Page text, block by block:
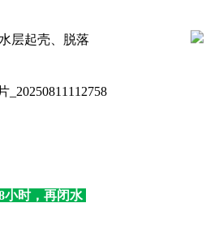
层起壳、脱落
小时，再闭水